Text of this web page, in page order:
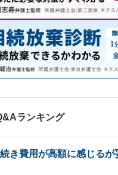
ランキング
き費用が高額に感じるが